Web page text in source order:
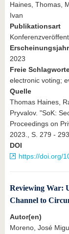
Haines, Thomas,
Ivan
Publikationsart
Erscheinungsjahr
2023
Freie
electronic voting;
Quelle
Thomas Haines,
Pryvalov. "SoK:
Proceedings on
2023., S. 279 - 293
DOI
https://doi.org/
Reviewing War:
Channel to
Autor(en)
Moreno, José